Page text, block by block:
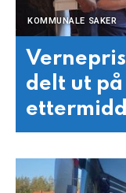
KOMMUNALE SAKER
delt ut